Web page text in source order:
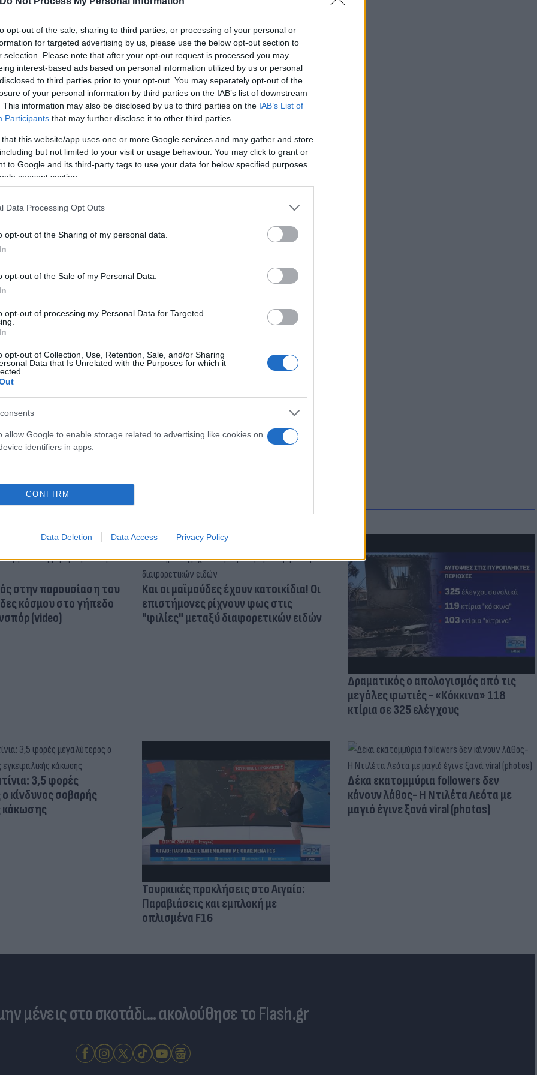
opt-out of the sale, sharing to third parties, or processing of your personal or
for targeted advertising by us, please use the below opt-out section to
selection. Please note that after your opt-out request is processed you may
interest-based ads based on personal information utilized by us or personal
to third parties prior to your opt-out. You may separately opt-out of the
of your personal information by third parties on the IAB’s list of downstream
This information may also be disclosed by us to third parties on the IAB’s List of
Participants that may further disclose it to other third parties.
that this website/app uses one or more Google services and may gather and store
but not limited to your visit or usage behaviour. You may click to grant or
to Google and its third-party tags to use your data for below specified purposes
consent section.
Data Processing Opt Outs
opt-out of the Sharing of my personal data.
opt-out of the Sale of my Personal Data.
opt-out of processing my Personal Data for Targeted
opt-out of Collection, Use, Retention, Sale, and/or Sharing
Data that Is Unrelated with the Purposes for which it
allow Google to enable storage related to advertising like cookies on
identifiers in apps.
CONFIRM
Data Deletion Data Access Privacy Policy
Flash.grστην αναζήτηση τηςGoogle
– Γέμισαν τα φράγματα, εξαπλασιάστηκε το νερό σε
λίμνη στη Λάρισα: Η «στεγνή» Σκήτη γέμισε ξανά
τα αποθέματα νερού - Βυθίστηκε ξανά το
η Λέρος εξαιτίας της λειψυδρίας
τρεις μήνες η Κάρπαθος λόγω λειψυδρίας
Υπουργείο Περιβάλλοντος και Ενέργειας
στην παρουσίαση του
κόσμου στο γήπεδο
(video)
Και οι μαϊμούδες έχουν κατοικίδια! Οι
επιστήμονες ρίχνουν φως στις
"φιλίες" μεταξύ διαφορετικών ειδών
Δραματικός ο απολογισμός από τις
μεγάλες φωτιές - «Κόκκινα» 118
κτίρια σε 325 ελέγχους
3,5 φορές
κίνδυνος σοβαρής
κάκωσης
Τουρκικές προκλήσεις στο Αιγαίο:
Παραβιάσεις και εμπλοκή με
οπλισμένα F16
Δέκα εκατομμύρια followers δεν
κάνουν λάθος- Η Ντιλέτα Λεότα με
μαγιό έγινε ξανά viral (photos)
μένεις στο σκοτάδι... ακολούθησε το Flash.gr